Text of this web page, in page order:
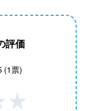
評価
(1票)
★